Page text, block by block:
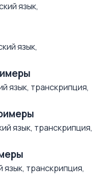
язык,
язык,
язык, транскрипция,
язык, транскрипция,
транскрипция,